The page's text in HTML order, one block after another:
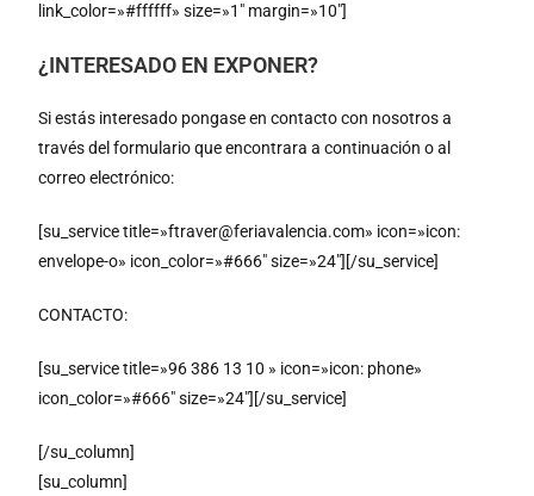
link_color=»#ffffff» size=»1″ margin=»10″]
¿INTERESADO EN EXPONER?
Si estás interesado pongase en contacto con nosotros a
través del formulario que encontrara a continuación o al
correo electrónico:
[su_service title=»ftraver@feriavalencia.com» icon=»icon:
envelope-o» icon_color=»#666″ size=»24″][/su_service]
CONTACTO:
[su_service title=»96 386 13 10 » icon=»icon: phone»
icon_color=»#666″ size=»24″][/su_service]
[/su_column]
[su_column]